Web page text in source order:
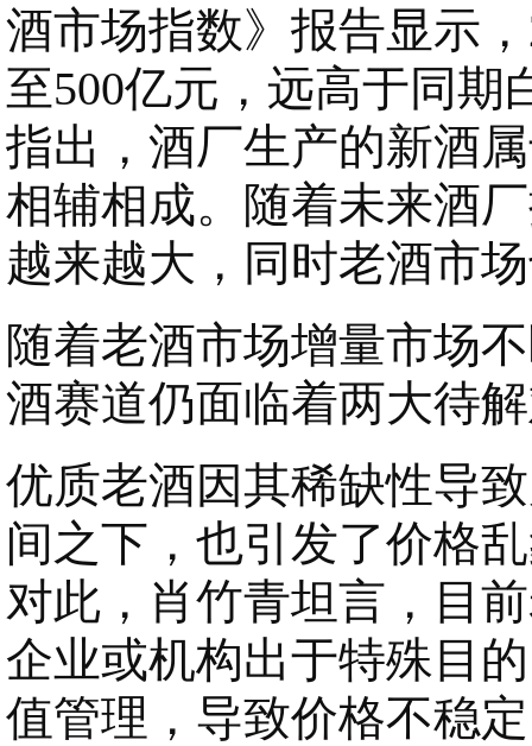
酒市场指数》报告显示
至500亿元，远高于同期
指出，酒厂生产的新酒
相辅相成。随着未来酒
越来越大，同时老酒市
随着老酒市场增量市场
酒赛道仍面临着两大待
优质老酒因其稀缺性导
间之下，也引发了价格
对此，肖竹青坦言，目
企业或机构出于特殊目
值管理，导致价格不稳